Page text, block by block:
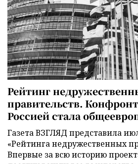
Рейтинг
правительств.
Россией стала
Газета ВЗГЛЯД представила
«Рейтинга недружественных
Впервые за всю историю